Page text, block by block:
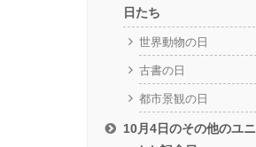
日たち
世界動物の日
古書の日
都市景観の日
10月4日のその他のユニ